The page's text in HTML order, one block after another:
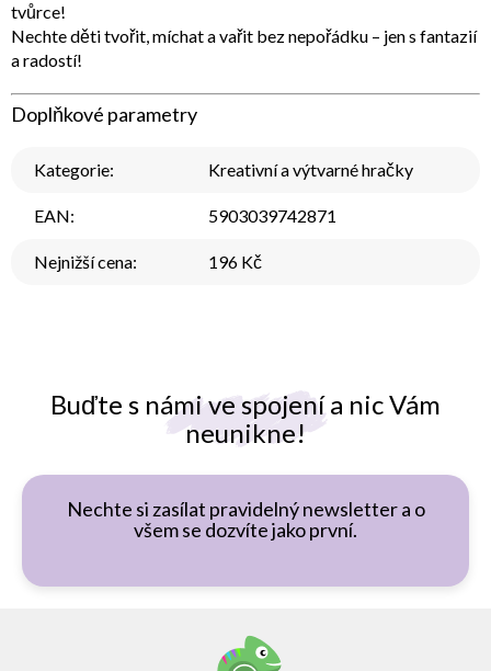
Buďte s námi ve spojení a nic Vám
neunikne!
Nechte si zasílat pravidelný newsletter a o
všem se dozvíte jako první.
tvůrce!
Nechte děti tvořit, míchat a vařit bez nepořádku – jen s fantazií
a radostí!
Doplňkové parametry
Kategorie: Kreativní a výtvarné hračky
EAN: 5903039742871
Nejnižší cena: 196 Kč